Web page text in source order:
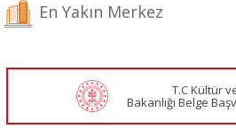
En Yakın Merkez
T.C Kültür
Bakanlığı Belge